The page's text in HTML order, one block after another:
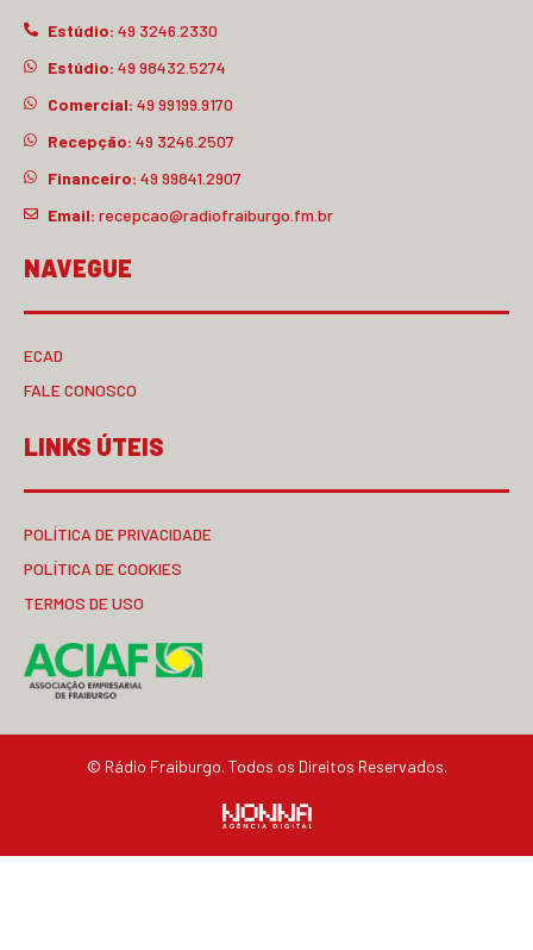
Estúdio: 49 3246.2330
Estúdio: 49 98432.5274
Comercial: 49 99199.9170
Recepção: 49 3246.2507
Financeiro: 49 99841.2907
Email: recepcao@radiofraiburgo.fm.br
NAVEGUE
ECAD
FALE CONOSCO
LINKS ÚTEIS
POLÍTICA DE PRIVACIDADE
POLÍTICA DE COOKIES
TERMOS DE USO
© Rádio Fraiburgo. Todos os Direitos Reservados.